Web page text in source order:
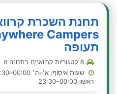
תחנת השכרת
תעופה
ראשון 00:00–23:30